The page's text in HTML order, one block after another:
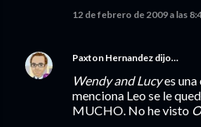
12 de febrero de 2009 a las
Paxton Hernandez dijo…
Wendy and Lucyes una
menciona Leo se le
MUCHO. No he visto